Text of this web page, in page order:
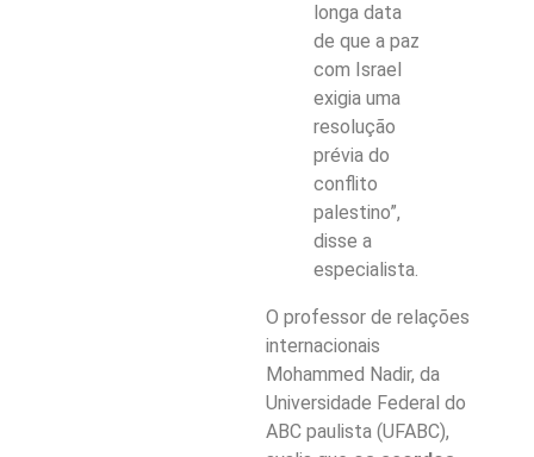
longa data
de que a paz
com Israel
exigia uma
resolução
prévia do
conflito
palestino”,
disse a
especialista.
O professor de relações
internacionais
Mohammed Nadir, da
Universidade Federal do
ABC paulista (UFABC),